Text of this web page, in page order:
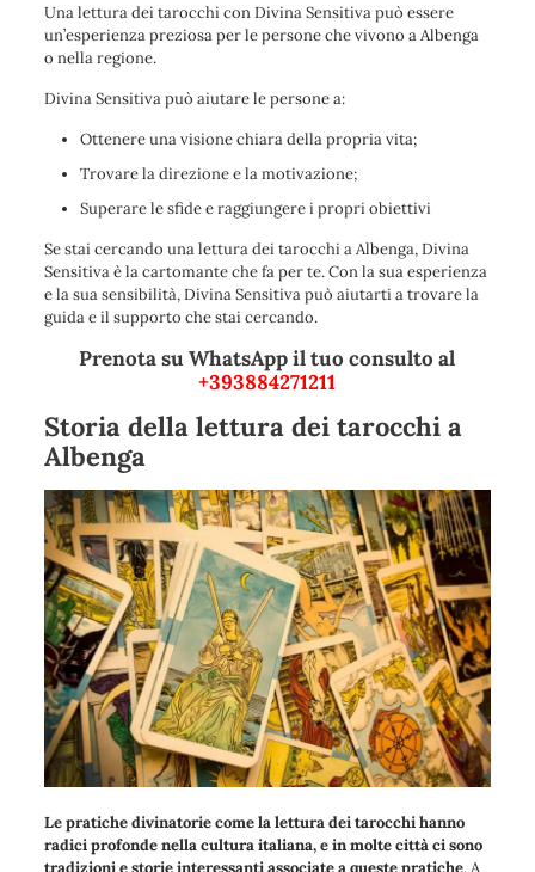
Una lettura dei tarocchi con Divina Sensitiva può essere
un’esperienza preziosa per le persone che vivono a Albenga
o nella regione.
Divina Sensitiva può aiutare le persone a:
Ottenere una visione chiara della propria vita;
Trovare la direzione e la motivazione;
Superare le sfide e raggiungere i propri obiettivi
Se stai cercando una lettura dei tarocchi a Albenga, Divina
Sensitiva è la cartomante che fa per te. Con la sua esperienza
e la sua sensibilità, Divina Sensitiva può aiutarti a trovare la
guida e il supporto che stai cercando.
Prenota su WhatsApp il tuo consulto al
+393884271211
Storia della lettura dei tarocchi a
Albenga
Le pratiche divinatorie come la lettura dei tarocchi hanno
radici profonde nella cultura italiana, e in molte città ci sono